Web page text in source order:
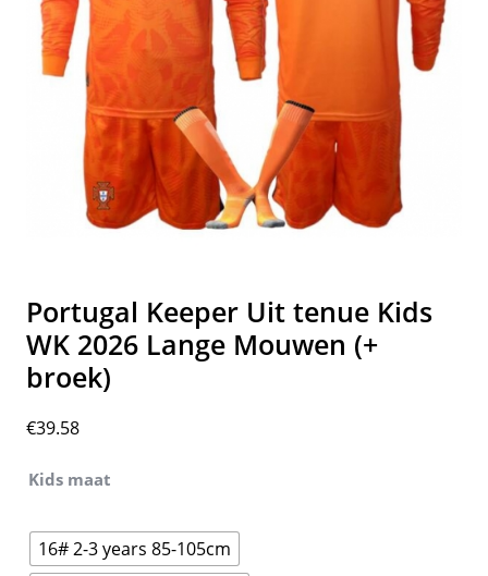
Portugal Keeper Uit tenue Kids
WK 2026 Lange Mouwen (+
broek)
€39.58
Kids maat
16# 2-3 years 85-105cm